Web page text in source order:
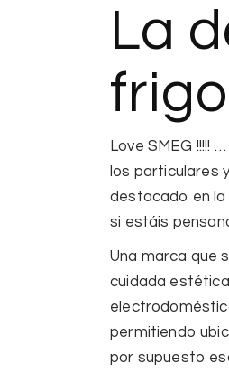
La
Love SMEG !!!!!
los particulares
destacado en la
si estáis
Una marca que
cuidada
permitiendo
por supuesto